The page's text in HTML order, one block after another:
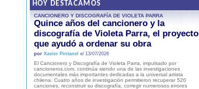
HOY DESTACAMOS
CANCIONERO Y DISCOGRAFÍA DE VIOLETA PARRA
Quince años del cancionero y la
discografía de Violeta Parra, el proyecto
que ayudó a ordenar su obra
por Xavier Pintanel el 13/07/2026
El Cancionero y Discografía de Violeta Parra, impulsado por
cancioneros.com, continúa siendo una de las investigaciones
documentales más importantes dedicadas a la universal artista
chilena. Cuatro años de investigación permitieron recuperar 520
canciones, reconstruir su discografía, corregir numerosos errores